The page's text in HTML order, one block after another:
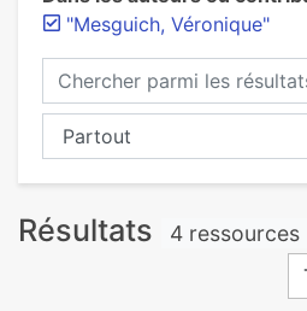
"Mesguich, Véronique"
Chercher parmi les
Chercher dans...
Résultats 4 ressources